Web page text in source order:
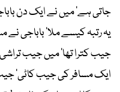
جاتی ہے‘ میں نے ایک دن
یہ رتبہ کیسے ملا‘ باباجی نے
جیب کترا تھا‘ میں جیب